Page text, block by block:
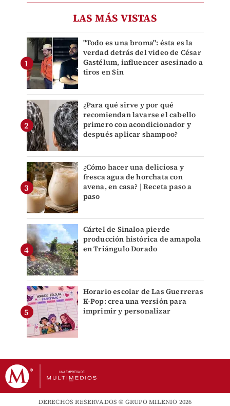
LAS MÁS VISTAS
"Todo es una broma": ésta es la
verdad detrás del video de César
Gastélum, influencer asesinado a
tiros en Sin
¿Para qué sirve y por qué
recomiendan lavarse el cabello
primero con acondicionador y
después aplicar shampoo?
¿Cómo hacer una deliciosa y
fresca agua de horchata con
avena, en casa? | Receta paso a
paso
Cártel de Sinaloa pierde
producción histórica de amapola
en Triángulo Dorado
Horario escolar de Las Guerreras
K-Pop: crea una versión para
imprimir y personalizar
DERECHOS RESERVADOS © GRUPO MILENIO 2026